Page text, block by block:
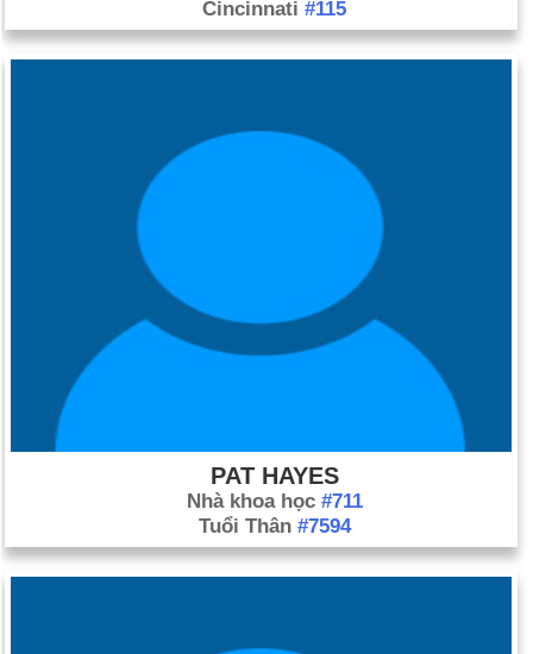
Cincinnati #115
PAT HAYES
Nhà khoa học #711
Tuổi Thân #7594